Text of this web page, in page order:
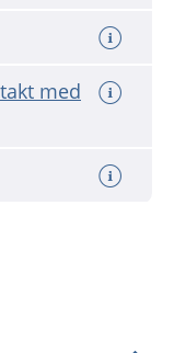
med